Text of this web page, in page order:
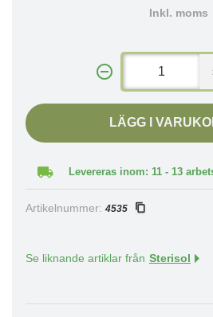
Inkl. moms
LÄGG I
Levereras inom: 11 - 13
Artikelnummer: 4535
Se liknande artiklar från Sterisol